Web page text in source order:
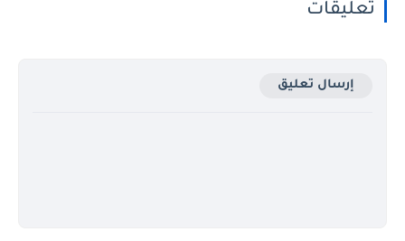
تعليقات
إرسال تعليق